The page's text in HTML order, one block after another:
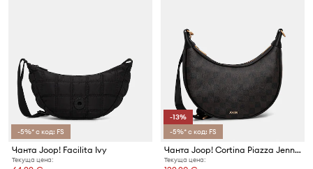
-5%* с код: FS
Чанта Joop! Facilita Ivy
Текуща цена:
-13%
-5%* с код: FS
Чанта Joop! Cortina Piazza Jennifer
Текуща цена: